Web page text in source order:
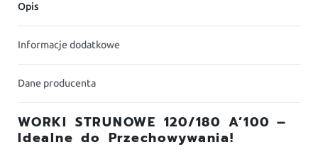
Opis
Informacje dodatkowe
Dane producenta
WORKI STRUNOWE 120/180 A’100 –
Idealne do Przechowywania!